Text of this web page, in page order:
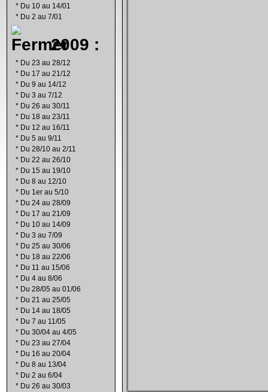
* Du 10 au 14/01
* Du 2 au 7/01
2009 :
* Du 23 au 28/12
* Du 17 au 21/12
* Du 9 au 14/12
* Du 3 au 7/12
* Du 26 au 30/11
* Du 18 au 23/11
* Du 12 au 16/11
* Du 5 au 9/11
* Du 28/10 au 2/11
* Du 22 au 26/10
* Du 15 au 19/10
* Du 8 au 12/10
* Du 1er au 5/10
* Du 24 au 28/09
* Du 17 au 21/09
* Du 10 au 14/09
* Du 3 au 7/09
* Du 25 au 30/06
* Du 18 au 22/06
* Du 11 au 15/06
* Du 4 au 8/06
* Du 28/05 au 01/06
* Du 21 au 25/05
* Du 14 au 18/05
* Du 7 au 11/05
* Du 30/04 au 4/05
* Du 23 au 27/04
* Du 16 au 20/04
* Du 8 au 13/04
* Du 2 au 6/04
* Du 26 au 30/03